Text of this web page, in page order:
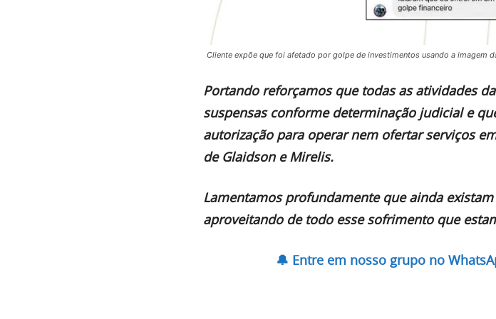
Cliente expõe que foi afetado por golpe de investimentos usando a imagem
Portando reforçamos que todas as atividades
suspensas conforme determinação judicial e
autorização para operar nem ofertar serviços
de Glaidson e Mirelis.
Lamentamos profundamente que ainda
aproveitando de todo esse sofrimento que
🔔 Entre em nosso grupo no